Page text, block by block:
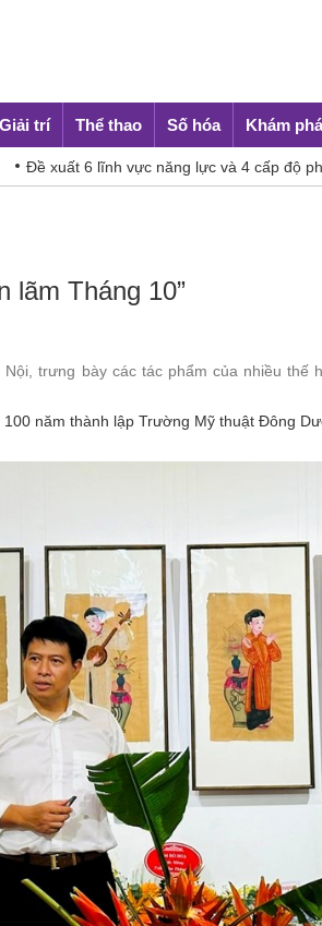
Giải trí Thể thao Số hóa Khám phá
vực năng lực và 4 cấp độ phát triển nghề
lãm Tháng 10”
trưng bày các tác phẩm của nhiều thế
năm thành lập Trường Mỹ thuật Đông